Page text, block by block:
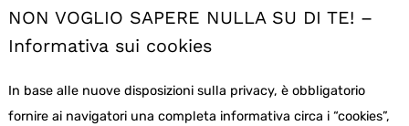
NON VOGLIO SAPERE NULLA SU DI TE! –
Informativa sui cookies
In base alle nuove disposizioni sulla privacy, è obbligatorio
fornire ai navigatori una completa informativa circa i “cookies”,